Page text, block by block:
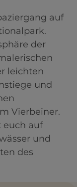
auf
der
leichten
und
Vierbeiner.
euch auf
und
des